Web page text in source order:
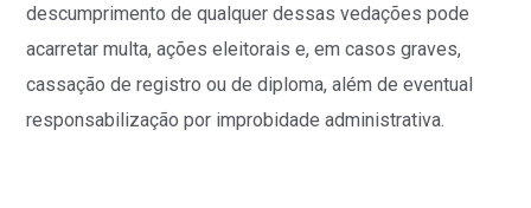
descumprimento de qualquer dessas vedações pode
acarretar multa, ações eleitorais e, em casos graves,
cassação de registro ou de diploma, além de eventual
responsabilização por improbidade administrativa.